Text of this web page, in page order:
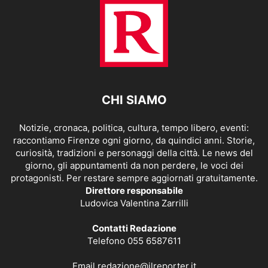
CHI SIAMO
Notizie, cronaca, politica, cultura, tempo libero, eventi:
raccontiamo Firenze ogni giorno, da quindici anni. Storie,
curiosità, tradizioni e personaggi della città. Le news del
giorno, gli appuntamenti da non perdere, le voci dei
protagonisti. Per restare sempre aggiornati gratuitamente.
Direttore responsabile
Ludovica Valentina Zarrilli
Contatti Redazione
Telefono 055 6587611